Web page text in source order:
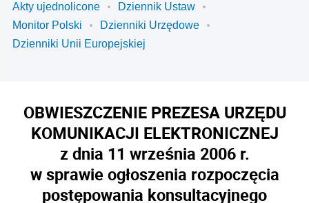
Akty ujednolicone
Dziennik Ustaw
Monitor Polski
Dzienniki Urzędowe
Dzienniki Unii Europejskiej
OBWIESZCZENIE PREZESA URZĘDU
KOMUNIKACJI ELEKTRONICZNEJ
z dnia 11 września 2006 r.
w sprawie ogłoszenia rozpoczęcia
postępowania konsultacyjnego